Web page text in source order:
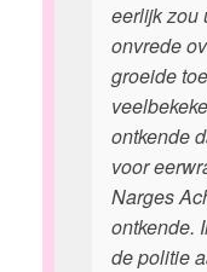
eerlijk zou
onvrede
groeide
ontkende
voor
Narges
ontkende.
de politie